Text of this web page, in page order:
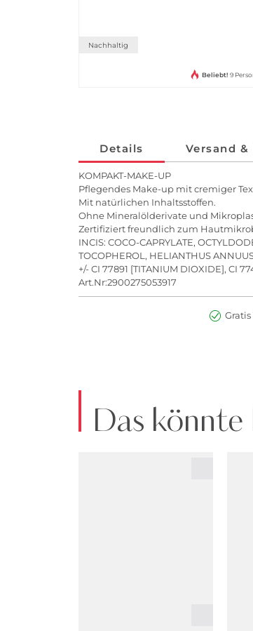
Nachhaltig
Beliebt! 9
Details Versand &
KOMPAKT-MAKE-UP
Pflegendes Make-up mit cremiger
Mit natürlichen Inhaltsstoffen.
Ohne Mineralölderivate und
Zertifiziert freundlich zum
INCIS: COCO-CAPRYLATE,
TOCOPHEROL, HELIANTHUS
+/- CI 77891 [TITANIUM DIOXIDE], CI
Art.Nr:2900275053917
Gratis
Das